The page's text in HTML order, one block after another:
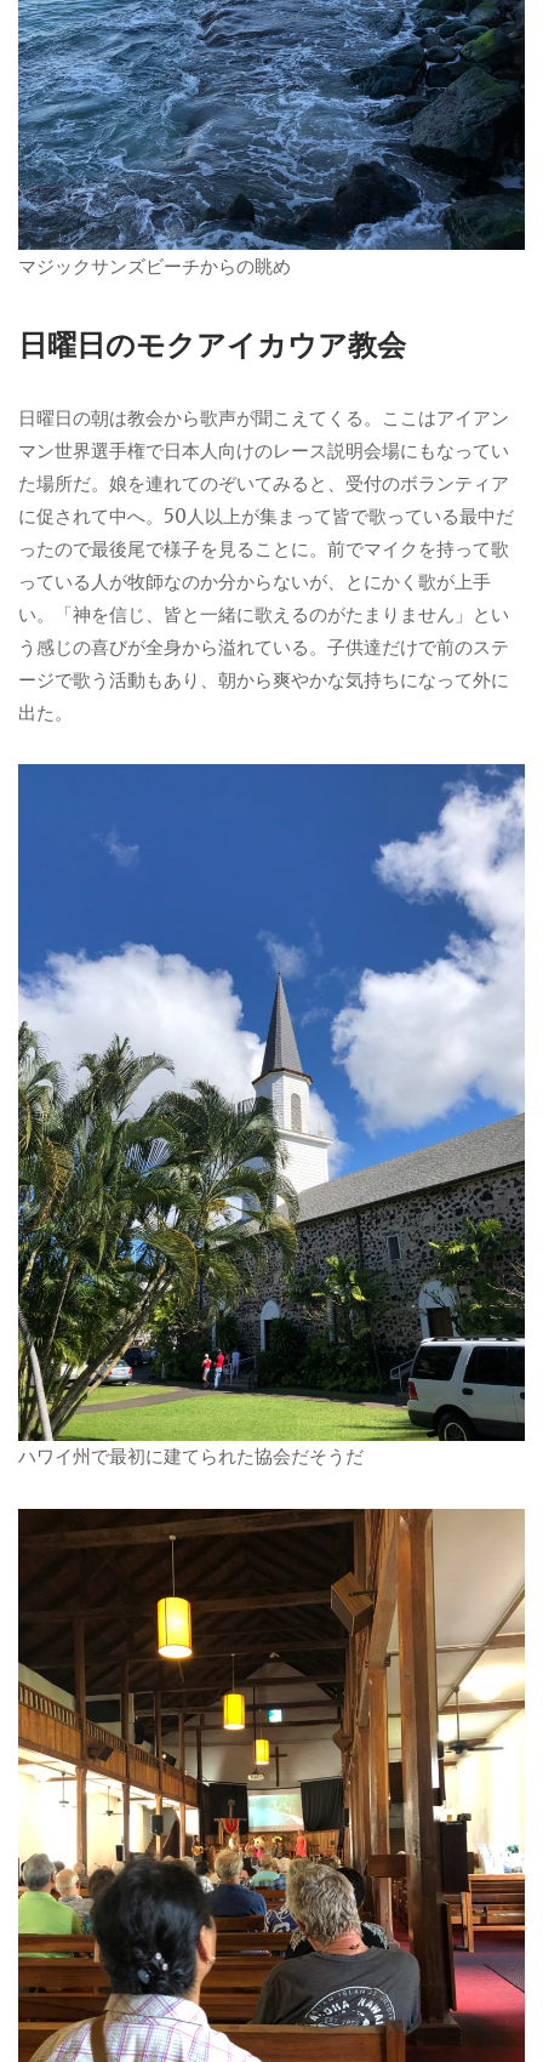
マジックサンズビーチからの眺め
日曜日のモクアイカウア教会
日曜日の朝は教会から歌声が聞こえてくる。ここはアイアン
マン世界選手権で日本人向けのレース説明会場にもなってい
た場所だ。娘を連れてのぞいてみると、受付のボランティア
に促されて中へ。50人以上が集まって皆で歌っている最中だ
ったので最後尾で様子を見ることに。前でマイクを持って歌
っている人が牧師なのか分からないが、とにかく歌が上手
い。「神を信じ、皆と一緒に歌えるのがたまりません」とい
う感じの喜びが全身から溢れている。子供達だけで前のステ
ージで歌う活動もあり、朝から爽やかな気持ちになって外に
出た。
ハワイ州で最初に建てられた協会だそうだ